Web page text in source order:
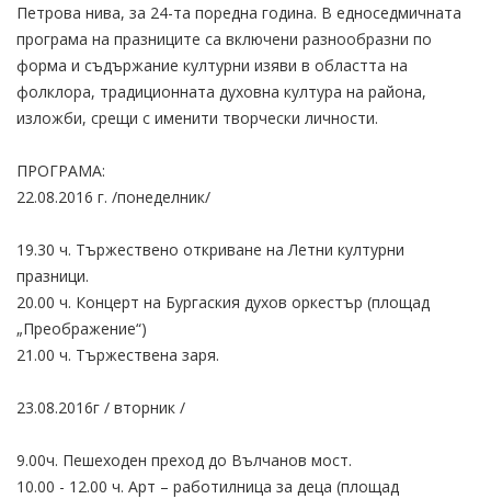
Петрова нива, за 24-та поредна година. В едноседмичната
програма на празниците са включени разнообразни по
форма и съдържание културни изяви в областта на
фолклора, традиционната духовна култура на района,
изложби, срещи с именити творчески личности.
ПРОГРАМА:
22.08.2016 г. /понеделник/
19.30 ч. Тържествено откриване на Летни културни
празници.
20.00 ч. Концерт на Бургаския духов оркестър (площад
„Преображение“)
21.00 ч. Тържествена заря.
23.08.2016г / вторник /
9.00ч. Пешеходен преход до Вълчанов мост.
10.00 - 12.00 ч. Арт – работилница за деца (площад